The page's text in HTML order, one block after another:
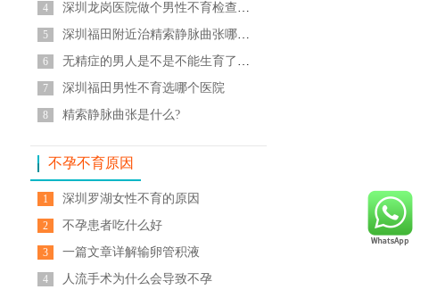
4 深圳龙岗医院做个男性不育检查多少钱
5 深圳福田附近治精索静脉曲张哪家医院好
6 无精症的男人是不是不能生育了深圳怡康医院怎
7 深圳福田男性不育选哪个医院
8 精索静脉曲张是什么?
不孕不育原因
1 深圳罗湖女性不育的原因
2 不孕患者吃什么好
3 一篇文章详解输卵管积液
4 人流手术为什么会导致不孕